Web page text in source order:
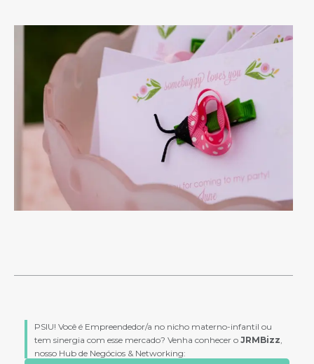
PSIU! Você é Empreendedor/a no nicho materno-infantil ou
tem sinergia com esse mercado? Venha conhecer o JRMBizz
nosso Hub de Negócios & Networking: